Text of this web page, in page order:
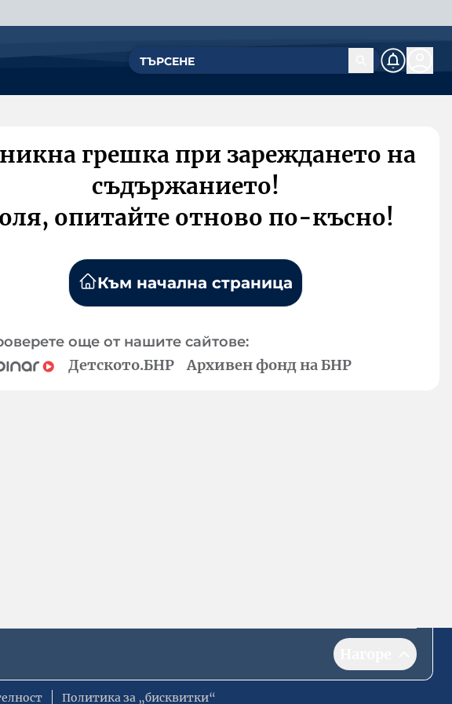
грешка при зареждането на
съдържанието!
опитайте отново по-късно!
Към начална страница
още от нашите сайтове:
Детското.БНР Архивен фонд на БНР
Политика за „бисквитки“